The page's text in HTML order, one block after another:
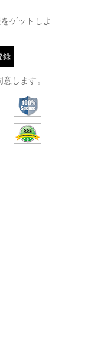
ゲットしよ
録
します。